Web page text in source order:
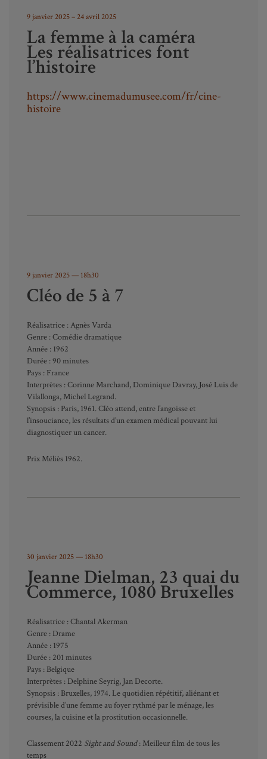
9 janvier 2025 – 24 avril 2025
La femme à la caméra
Les réalisatrices font
l’histoire
https://www.cinemadumusee.com/fr/cine-
histoire
9 janvier 2025 — 18h30
Cléo de 5 à 7
Réalisatrice : Agnès Varda
Genre : Comédie dramatique
Année : 1962
Durée : 90 minutes
Pays : France
Interprètes : Corinne Marchand, Dominique Davray, José Luis de
Vilallonga, Michel Legrand.
Synopsis : Paris, 1961. Cléo attend, entre l’angoisse et
l’insouciance, les résultats d’un examen médical pouvant lui
diagnostiquer un cancer.
Prix Méliès 1962.
30 janvier 2025— 18h30
Jeanne Dielman, 23 quai du
Commerce, 1080 Bruxelles
Réalisatrice : Chantal Akerman
Genre : Drame
Année : 1975
Durée : 201 minutes
Pays : Belgique
Interprètes : Delphine Seyrig, Jan Decorte.
Synopsis : Bruxelles, 1974. Le quotidien répétitif, aliénant et
prévisible d’une femme au foyer rythmé par le ménage, les
courses, la cuisine et la prostitution occasionnelle.
Classement 2022 Sight and Sound: Meilleur film de tous les
temps